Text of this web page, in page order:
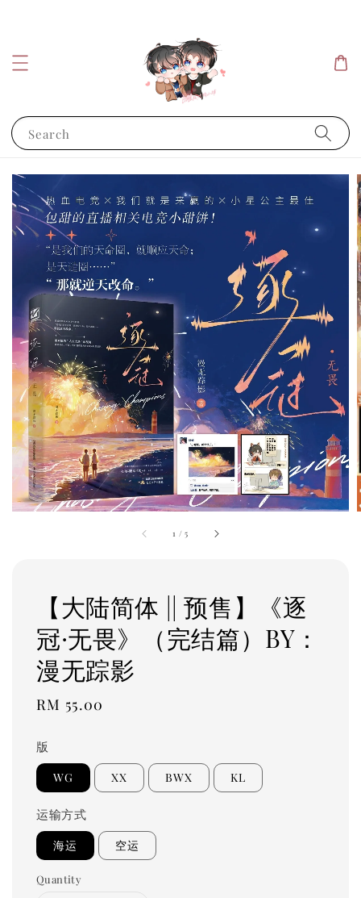
Search
1 /5
【大陆简体 || 预售】《逐
冠·无畏》（完结篇）BY：
漫无踪影
Regular
RM 55.00
版
WG XX BWX KL
运输方式
海运 空运
Quantity